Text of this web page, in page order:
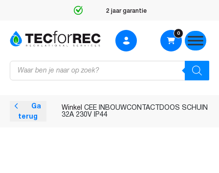
2 jaar garantie
Producten
zoeken
0
terug
Winkel CEE INBOUWCONTACTDOOS SCHUIN
32A 230V IP44